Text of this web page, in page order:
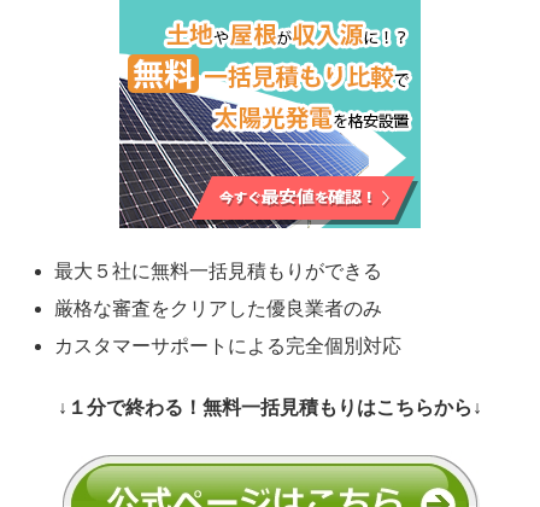
最大５社に無料一括見積もりができる
厳格な審査をクリアした優良業者のみ
カスタマーサポートによる完全個別対応
↓１分で終わる！無料一括見積もりはこちらから↓